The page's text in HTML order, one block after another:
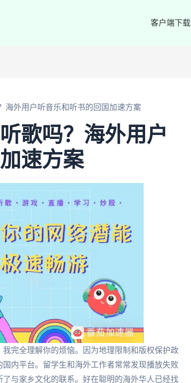
客户端下载
海外用户听音乐和听书的回国加速方案
歌吗？海外用户
速方案
完全理解你的烦恼。因为地理限制和版权保护政
内平台。留学生和海外工作者常常发现播放失败
与家乡文化的联系。好在聪明的海外华人已经找